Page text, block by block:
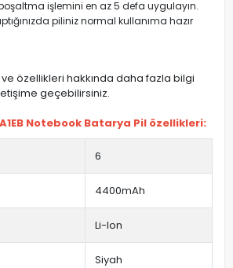
işlemini en az 5 defa uygulayın.
piliniz normal kullanıma hazır
özellikleri hakkında daha fazla bilgi
geçebilirsiniz.
Notebook Batarya Pil özellikleri:
6
4400mAh
Li-Ion
Siyah